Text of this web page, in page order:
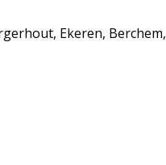
Ekeren, Berchem,